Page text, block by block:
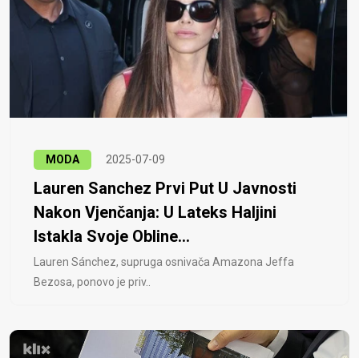
MODA 2025-07-09
Lauren Sanchez Prvi Put U Javnosti
Nakon Vjenčanja: U Lateks Haljini
Istakla Svoje Obline...
Lauren Sánchez, supruga osnivača Amazona Jeffa
Bezosa, ponovo je priv..